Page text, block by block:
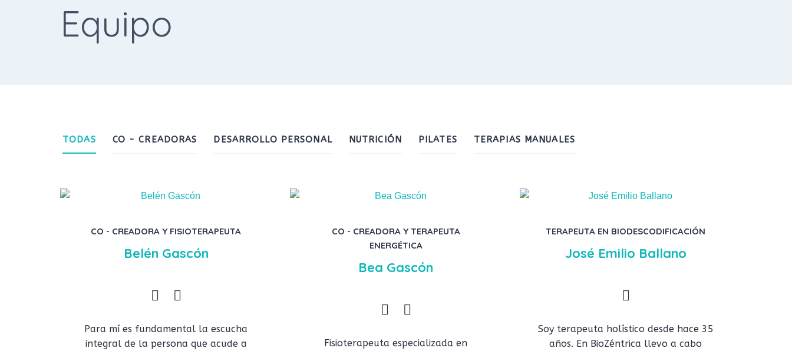
Equipo
TODAS CO - CREADORAS DESARROLLO PERSONAL NUTRICIÓN PILATES TERAPIAS MANUALES
CO - CREADORA Y FISIOTERAPEUTA
Belén Gascón
Para mí es fundamental la escucha
integral de la persona que acude a
CO - CREADORA Y TERAPEUTA
ENERGÉTICA
Bea Gascón
Fisioterapeuta especializada en
TERAPEUTA EN BIODESCODIFICACIÓN
José Emilio Ballano
Soy terapeuta holístico desde hace 35
años. En BioZéntrica llevo a cabo